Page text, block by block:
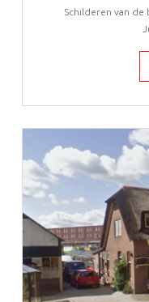
Schilderen van de